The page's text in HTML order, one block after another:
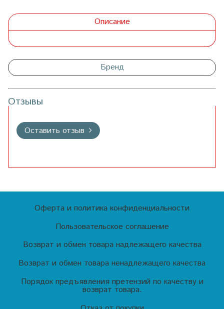
Описание
Бренд
Отзывы
Оставить отзыв
Оферта и политика конфиденциальности
Пользовательское соглашение
Возврат и обмен товара надлежащего качества
Возврат и обмен товара ненадлежащего качества
Порядок предъявления претензий по качеству и
возврат товара.